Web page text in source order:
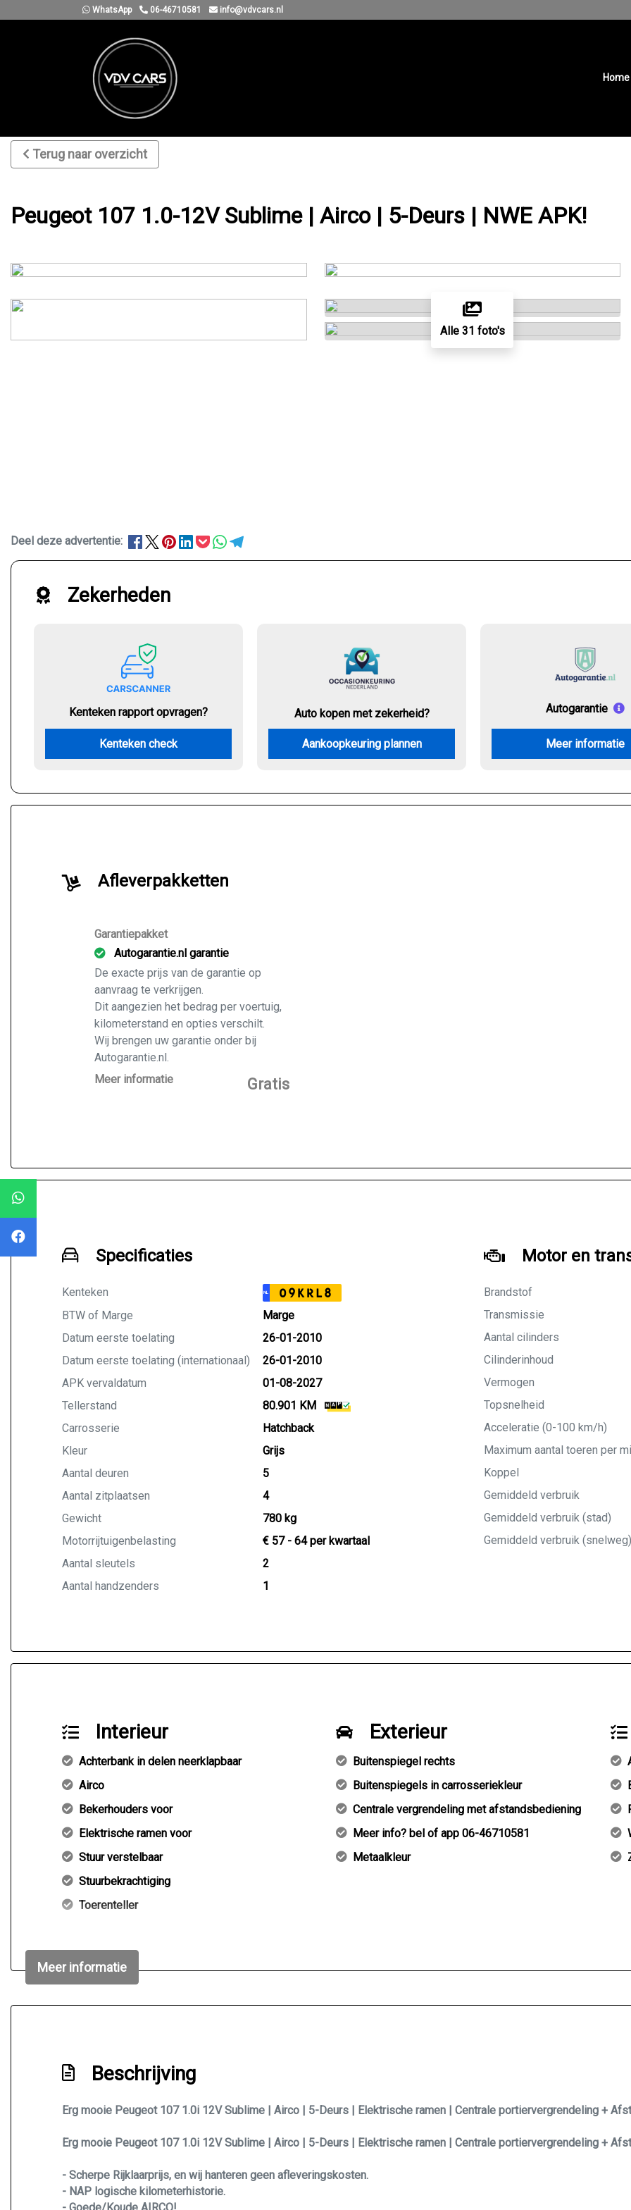
WhatsApp 06-46710581 info@vdvcars.nl
Home
Terug naar overzicht
Peugeot 107 1.0-12V Sublime | Airco | 5-Deurs | NWE APK!
Alle 31 foto's
Deel deze advertentie:
Zekerheden
Kenteken rapport opvragen?
Kenteken check
Auto kopen met zekerheid?
Aankoopkeuring plannen
Autogarantie
Meer informatie
Afleverpakketten
Garantiepakket
Autogarantie.nl garantie
De exacte prijs van de garantie op
aanvraag te verkrijgen.
Dit aangezien het bedrag per voertuig,
kilometerstand en opties verschilt.
Wij brengen uw garantie onder bij
Autogarantie.nl.
Vraag ons naar de mogelijkheden voor
Meer informatie Gratis
Specificaties
Kenteken NL 09KRL8
BTW of Marge
Marge
Datum eerste toelating
26-01-2010
Datum eerste toelating (internationaal)
26-01-2010
APK vervaldatum
01-08-2027
Tellerstand
80.901 KM
Carrosserie
Hatchback
Kleur
Grijs
Aantal deuren
5
Aantal zitplaatsen
4
Gewicht
780 kg
Motorrijtuigenbelasting
€ 57 - 64 per kwartaal
Aantal sleutels
2
Aantal handzenders
1
Motor en
Brandstof
Transmissie
Aantal cilinders
Cilinderinhoud
Vermogen
Topsnelheid
Acceleratie (0-100 km/h)
Maximum aantal toeren per
Koppel
Gemiddeld verbruik
Gemiddeld verbruik (stad)
Gemiddeld verbruik (snelweg)
Interieur
Achterbank in delen neerklapbaar
Airco
Bekerhouders voor
Elektrische ramen voor
Stuur verstelbaar
Stuurbekrachtiging
Toerenteller
Exterieur
Buitenspiegel rechts
Buitenspiegels in carrosseriekleur
Centrale vergrendeling met afstandsbediening
Meer info? bel of app 06-46710581
Metaalkleur
Meer informatie
Beschrijving
Erg mooie Peugeot 107 1.0i 12V Sublime | Airco | 5-Deurs | Elektrische ramen | Centrale portiervergrendeling +
Erg mooie Peugeot 107 1.0i 12V Sublime | Airco | 5-Deurs | Elektrische ramen | Centrale portiervergrendeling +
- Scherpe Rijklaarprijs, en wij hanteren geen afleveringskosten.
- NAP logische kilometerhistorie.